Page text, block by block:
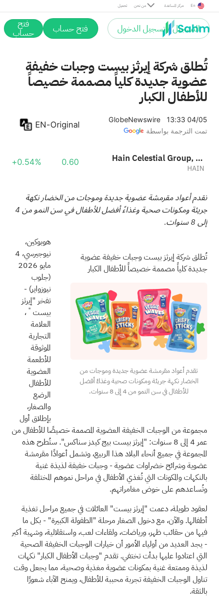
تحميل من نحن مركز المساعدة En
التسجيل / تسجيل الدخول فتح حساب فتح
حساب
تُطلق شركة إيرثز بيست وجبات خفيفة
عضوية جديدة كلياً مصممة خصيصاً
للأطفال الكبار
GlobeNewswire
13:33 04/05
تمت الترجمة بواسطة
EN-Original
Hain Celestial Group, Inc.
HAIN
0.60
+0.54%
تقدم أعواد مقرمشة عضوية جديدة وموجات من الخضار نكهة
جريئة ومكونات صحية وغذاءً أفضل للأطفال في سن النمو من 4
إلى 8 سنوات.
تُطلق شركة إيرثز بيست وجبات خفيفة عضوية
جديدة كلياً مصممة خصيصاً للأطفال الكبار
تقدم أعواد مقرمشة عضوية جديدة وموجات من
الخضار نكهة جريئة ومكونات صحية وغذاءً أفضل
للأطفال في سن النمو من 4 إلى 8 سنوات.
هوبوكين،
نيوجيرسي، 4
مايو 2026
(جلوب
نيوزواير) -
تفخر "إيرثز
بيست " ،
العلامة
التجارية
الموثوقة
للأطعمة
العضوية
للأطفال
الرضع
والصغار،
بإطلاق أول
مجموعة من الوجبات الخفيفة العضوية المصممة خصيصًا للأطفال من
عمر 4 إلى 8 سنوات: "إيرثز بيست بيج كيدز سناكس". ستُطرح هذه
المجموعة في جميع أنحاء البلاد هذا الربيع، وتشمل أعوادًا مقرمشة
عضوية وشرائح خضراوات عضوية - وجبات خفيفة لذيذة غنية
بالنكهات والمكونات التي تُغذي الأطفال في مراحل نموهم المختلفة
وتُساعدهم على خوض مغامراتهم.
لعقود طويلة، دعمت "إيرثز بيست" العائلات في جميع مراحل تغذية
أطفالها. والآن، مع دخول الصغار مرحلة "الطفولة الكبيرة" - بكل ما
فيها من حقائب ظهر، ورياضات، ولقاءات لعب، واستقلالية، وشهية أكبر
- يجد العديد من أولياء الأمور أن خيارات الوجبات الخفيفة الصحية
التي اعتادوا عليها بدأت تختفي. تقدم "وجبات الأطفال الكبار" نكهات
لذيذة وممتعة غنية بمكونات عضوية مغذية وصحية، مما يجعل وقت
تناول الوجبات الخفيفة تجربة محببة للأطفال، ويمنح الآباء شعورًا
بالثقة.